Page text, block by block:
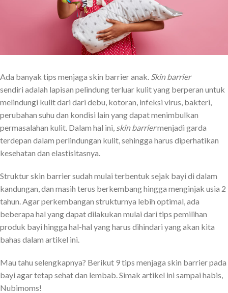
Ada banyak tips menjaga skin barrier anak. Skin barrier
sendiri adalah lapisan pelindung terluar kulit yang berperan untuk
melindungi kulit dari dari debu, kotoran, infeksi virus, bakteri,
perubahan suhu dan kondisi lain yang dapat menimbulkan
permasalahan kulit. Dalam hal ini, skin barriermenjadi garda
terdepan dalam perlindungan kulit, sehingga harus diperhatikan
kesehatan dan elastisitasnya.
Struktur skin barrier sudah mulai terbentuk sejak bayi di dalam
kandungan, dan masih terus berkembang hingga menginjak usia 2
tahun. Agar perkembangan strukturnya lebih optimal, ada
beberapa hal yang dapat dilakukan mulai dari tips pemilihan
produk bayi hingga hal-hal yang harus dihindari yang akan kita
bahas dalam artikel ini.
Mau tahu selengkapnya? Berikut 9 tips menjaga skin barrier pada
bayi agar tetap sehat dan lembab. Simak artikel ini sampai habis,
Nubimoms!